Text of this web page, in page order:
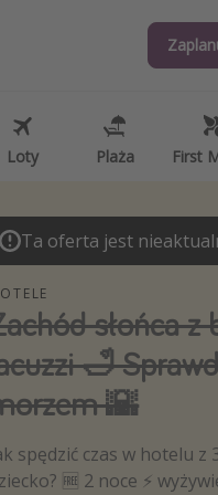
Loty Plaża First
Loty Plaża First
ciekawostki, porady
aplikacje podróżnicze
Ta oferta jest
słońca
🛁
🌇
spędzić czas w hotelu z
🆓 2 noce ⚡️